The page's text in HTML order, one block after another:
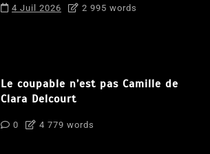
4 Juil 2026 2 995 words
Le coupable n’est pas Camille de
Clara Delcourt
0 4 779 words